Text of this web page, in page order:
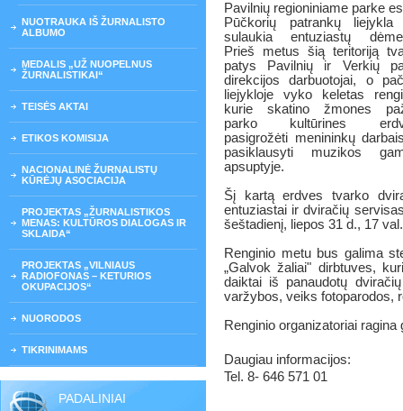
NUOTRAUKA IŠ ŽURNALISTO
ALBUMO
MEDALIS „UŽ NUOPELNUS
ŽURNALISTIKAI“
TEISĖS AKTAI
ETIKOS KOMISIJA
NACIONALINĖ ŽURNALISTŲ
KŪRĖJŲ ASOCIACIJA
PROJEKTAS „ŽURNALISTIKOS
MENAS: KULTŪROS DIALOGAS IR
SKLAIDA“
PROJEKTAS „VILNIAUS
RADIOFONAS – KETURIOS
OKUPACIJOS“
NUORODOS
TIKRINIMAMS
PADALINIAI
Pavilnių regioniniame parke
Pūčkorių patrankų liejykla
sulaukia entuziastų
Prieš metus šią teritoriją
patys Pavilnių ir Verkių
direkcijos darbuotojai, o
liejykloje vyko keletas
kurie skatino žmones
parko kultūrines
pasigrožėti menininkų
pasiklausyti muzikos
apsuptyje.
Šį kartą erdves tvarko
entuziastai ir dviračių
šeštadienį, liepos 31 d., 17
Renginio metu bus galima
„Galvok žaliai" dirbtuves,
daiktai iš panaudotų
varžybos, veiks fotoparodos,
Renginio organizatoriai
Daugiau informacijos:
Tel. 8- 646 571 01